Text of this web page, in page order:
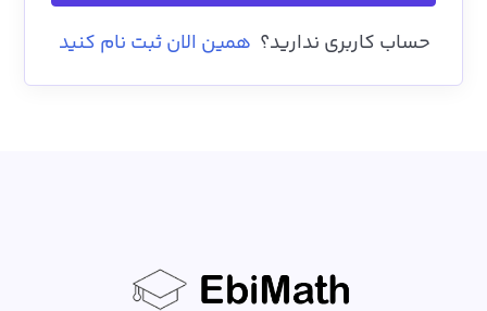
حساب کاربری ندارید؟ همین الان ثبت نام کنید